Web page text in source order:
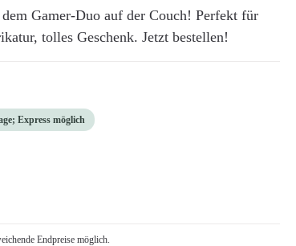
Gamer-Duo auf der Couch! Perfekt für
tolles Geschenk. Jetzt bestellen!
Express möglich
Endpreise möglich.